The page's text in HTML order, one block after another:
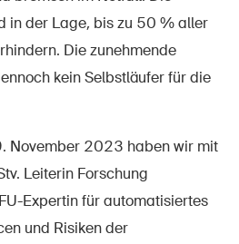
in der Lage, bis zu 50 % aller
Die zunehmende
kein Selbstläufer für die
November 2023 haben wir mit
Leiterin Forschung
Expertin für automatisiertes
und Risiken der